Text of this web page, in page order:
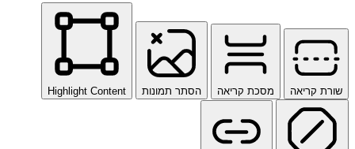
שורת קריאה מסכת קריאה הסתר תמונות Highlight Content